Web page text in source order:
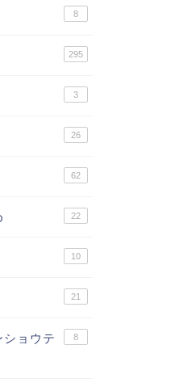
8
295
3
26
62
22
10
21
ョウテ
8